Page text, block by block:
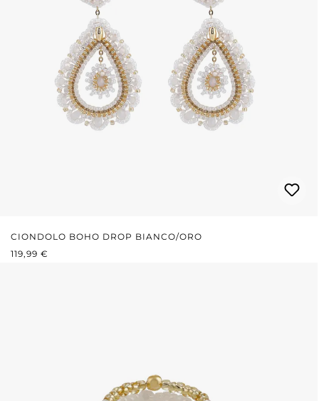
CIONDOLO BOHO DROP BIANCO/ORO
PREZZO NORMALE:
119,99 €